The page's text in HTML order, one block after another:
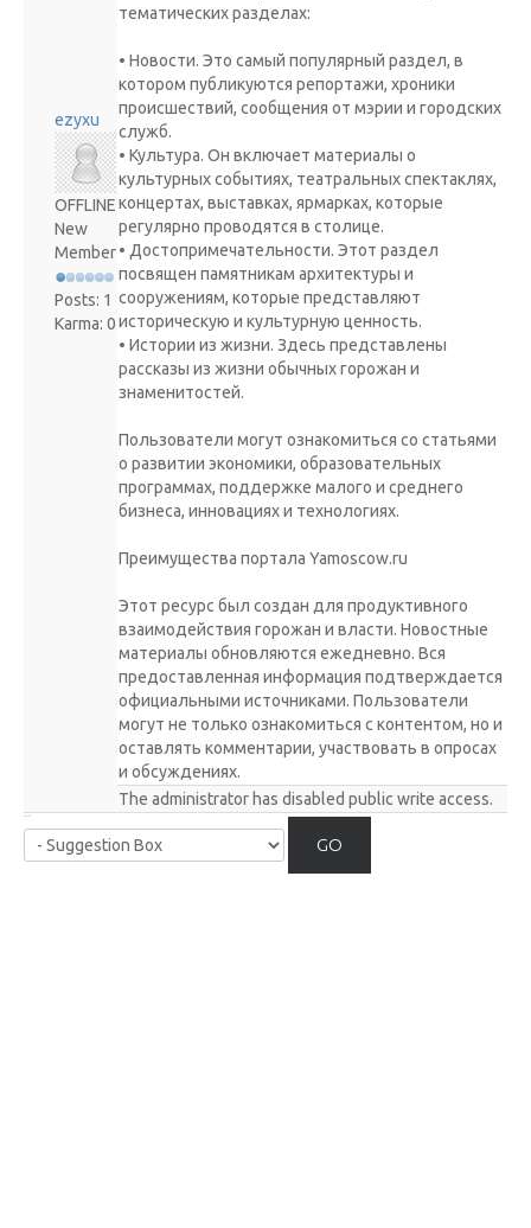
ezyxu
OFFLINE
New
Member
Posts: 1
Karma: 0
тематических разделах:
• Новости. Это самый популярный раздел, в
котором публикуются репортажи, хроники
происшествий, сообщения от мэрии и городских
служб.
• Культура. Он включает материалы о
культурных событиях, театральных спектаклях,
концертах, выставках, ярмарках, которые
регулярно проводятся в столице.
• Достопримечательности. Этот раздел
посвящен памятникам архитектуры и
сооружениям, которые представляют
историческую и культурную ценность.
• Истории из жизни. Здесь представлены
рассказы из жизни обычных горожан и
знаменитостей.
Пользователи могут ознакомиться со статьями
о развитии экономики, образовательных
программах, поддержке малого и среднего
бизнеса, инновациях и технологиях.
Преимущества портала Yamoscow.ru
Этот ресурс был создан для продуктивного
взаимодействия горожан и власти. Новостные
материалы обновляются ежедневно. Вся
предоставленная информация подтверждается
официальными источниками. Пользователи
могут не только ознакомиться с контентом, но и
оставлять комментарии, участвовать в опросах
и обсуждениях.
The administrator has disabled public write access.
GO